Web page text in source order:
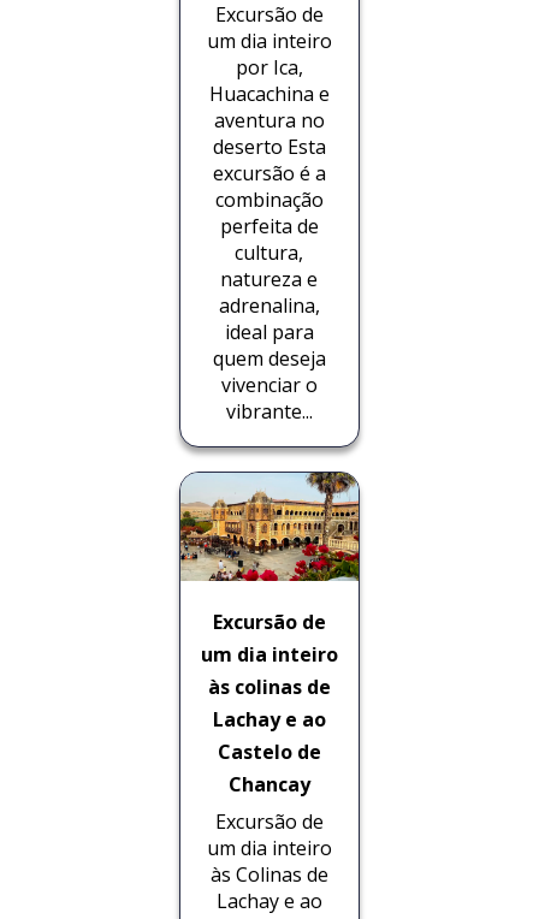
Excursão de
um dia inteiro
por Ica,
Huacachina e
aventura no
deserto Esta
excursão é a
combinação
perfeita de
cultura,
natureza e
adrenalina,
ideal para
quem deseja
vivenciar o
vibrante...
Excursão de
um dia inteiro
às colinas de
Lachay e ao
Castelo de
Chancay
Excursão de
um dia inteiro
às Colinas de
Lachay e ao